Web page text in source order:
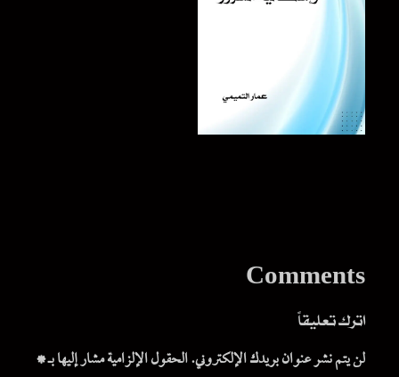
Comments
اترك تعليقاً
لن يتم نشر عنوان بريدك الإلكتروني.الحقول الإلزامية مشار إليها بـ*